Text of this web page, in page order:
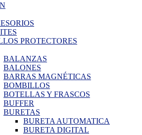
PROTECTORES
BALANZAS
BALONES
BARRAS MAGNÉTICAS
BOMBILLOS
BOTELLAS Y FRASCOS
BUFFER
BURETAS
BURETA AUTOMATICA
BURETA DIGITAL